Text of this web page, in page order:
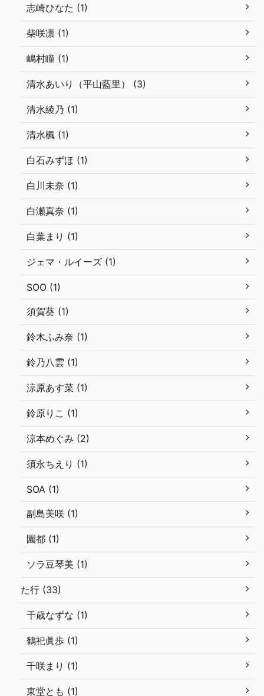
志崎ひなた (1)
柴咲凛 (1)
嶋村瞳 (1)
清水あいり（平山藍里） (3)
清水綾乃 (1)
清水楓 (1)
白石みずほ (1)
白川未奈 (1)
白瀬真奈 (1)
白葉まり (1)
ジェマ・ルイーズ (1)
SOO (1)
須賀葵 (1)
鈴木ふみ奈 (1)
鈴乃八雲 (1)
涼原あす菜 (1)
鈴原りこ (1)
涼本めぐみ (2)
須永ちえり (1)
SOA (1)
副島美咲 (1)
園都 (1)
ソラ豆琴美 (1)
た行 (33)
千歳なずな (1)
鶴祀眞歩 (1)
千咲まり (1)
東堂とも (1)